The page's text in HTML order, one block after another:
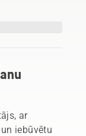
ar
iebūvētu